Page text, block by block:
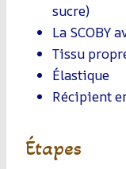
sucre)
La SCOBY
Tissu
Élastique
Récipient
Étapes